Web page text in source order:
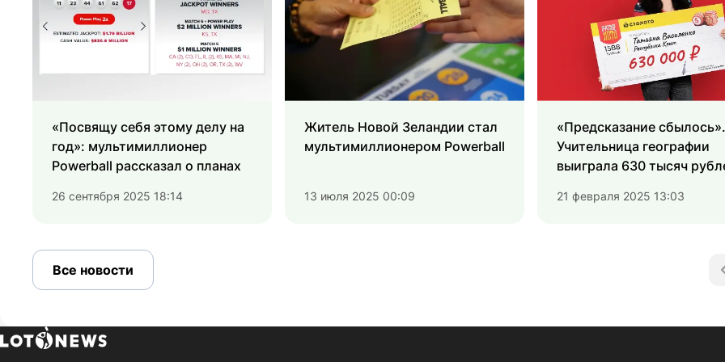
«Посвящу себя этому делу на
год»: мультимиллионер
Powerball рассказал о планах
26 сентября 2025 18:14
Житель Новой Зеландии стал
мультимиллионером Powerball
13 июля 2025 00:09
«Предсказание сбылось».
Учительница географии
выиграла 630 тысяч
21 февраля 2025 13:03
Все новости